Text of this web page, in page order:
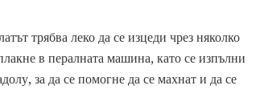
трябва леко да се изцеди чрез няколко
в пералната машина, като се изпълни
за да се помогне да се махнат и да се